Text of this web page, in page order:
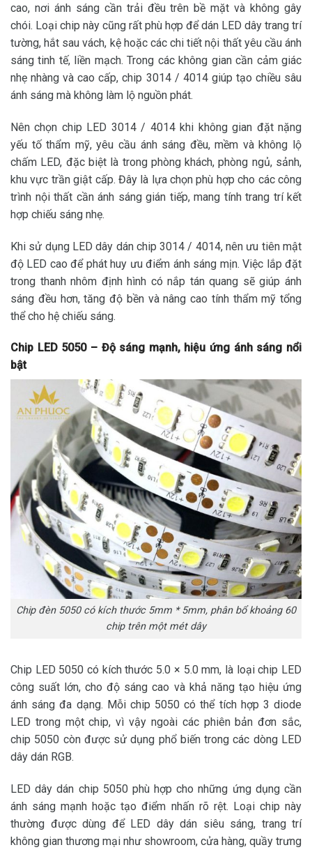
cao, nơi ánh sáng cần trải đều trên bề mặt và không gây
chói. Loại chip này cũng rất phù hợp để dán LED dây trang trí
tường, hắt sau vách, kệ hoặc các chi tiết nội thất yêu cầu ánh
sáng tinh tế, liền mạch. Trong các không gian cần cảm giác
nhẹ nhàng và cao cấp, chip 3014 / 4014 giúp tạo chiều sâu
ánh sáng mà không làm lộ nguồn phát.
Nên chọn chip LED 3014 / 4014 khi không gian đặt nặng
yếu tố thẩm mỹ, yêu cầu ánh sáng đều, mềm và không lộ
chấm LED, đặc biệt là trong phòng khách, phòng ngủ, sảnh,
khu vực trần giật cấp. Đây là lựa chọn phù hợp cho các công
trình nội thất cần ánh sáng gián tiếp, mang tính trang trí kết
hợp chiếu sáng nhẹ.
Khi sử dụng LED dây dán chip 3014 / 4014, nên ưu tiên mật
độ LED cao để phát huy ưu điểm ánh sáng mịn. Việc lắp đặt
trong thanh nhôm định hình có nắp tán quang sẽ giúp ánh
sáng đều hơn, tăng độ bền và nâng cao tính thẩm mỹ tổng
thể cho hệ chiếu sáng.
Chip LED 5050 – Độ sáng mạnh, hiệu ứng ánh sáng nổi
bật
Chip đèn 5050 có kích thước 5mm * 5mm, phân bổ khoảng 60
chip trên một mét dây
Chip LED 5050 có kích thước 5.0 × 5.0 mm, là loại chip LED
công suất lớn, cho độ sáng cao và khả năng tạo hiệu ứng
ánh sáng đa dạng. Mỗi chip 5050 có thể tích hợp 3 diode
LED trong một chip, vì vậy ngoài các phiên bản đơn sắc,
chip 5050 còn được sử dụng phổ biến trong các dòng LED
dây dán RGB.
LED dây dán chip 5050 phù hợp cho những ứng dụng cần
ánh sáng mạnh hoặc tạo điểm nhấn rõ rệt. Loại chip này
thường được dùng để LED dây dán siêu sáng, trang trí
không gian thương mại như showroom, cửa hàng, quầy trưng